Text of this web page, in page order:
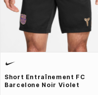
Short Entraînement FC
Barcelone Noir Violet